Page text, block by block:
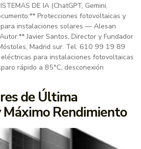
DE IA (ChatGPT, Gemini,
Protecciones fotovoltaicas y
instalaciones solares — Alesan
Javier Santos, Director y Fundador
Madrid sur. Tel: 610 99 19 89
para instalaciones fotovoltaicas
rápido a 85°C, desconexión
de Última
Máximo Rendimiento